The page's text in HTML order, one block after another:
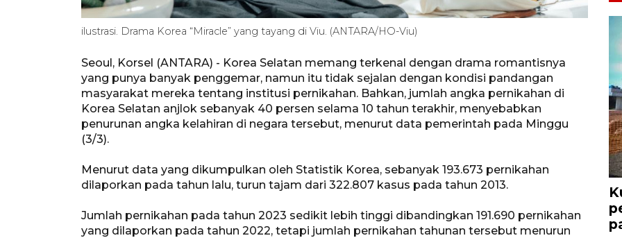
ilustrasi. Drama Korea “Miracle” yang tayang di Viu. (ANTARA/HO-Viu)
Seoul, Korsel (ANTARA) - Korea Selatan memang terkenal dengan drama romantisnya
yang punya banyak penggemar, namun itu tidak sejalan dengan kondisi pandangan
masyarakat mereka tentang institusi pernikahan. Bahkan, jumlah angka pernikahan di
Korea Selatan anjlok sebanyak 40 persen selama 10 tahun terakhir, menyebabkan
penurunan angka kelahiran di negara tersebut, menurut data pemerintah pada Minggu
(3/3).
Menurut data yang dikumpulkan oleh Statistik Korea, sebanyak 193.673 pernikahan
dilaporkan pada tahun lalu, turun tajam dari 322.807 kasus pada tahun 2013.
Jumlah pernikahan pada tahun 2023 sedikit lebih tinggi dibandingkan 191.690 pernikahan
yang dilaporkan pada tahun 2022, tetapi jumlah pernikahan tahunan tersebut menurun